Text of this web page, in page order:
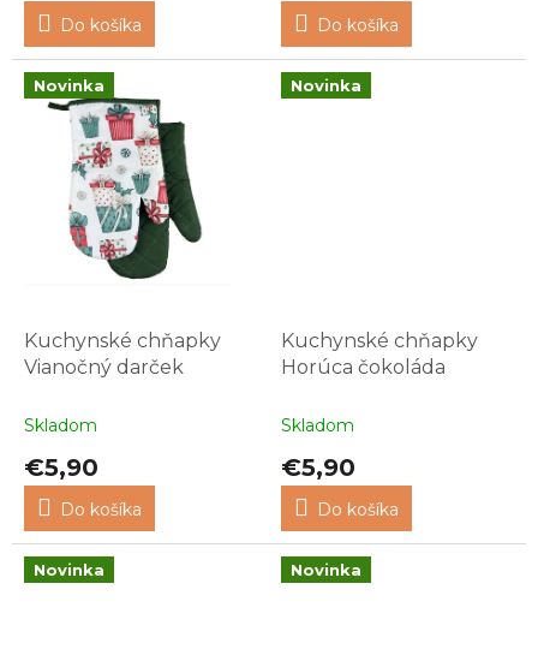
Do košíka Do košíka
Novinka
Kuchynské chňapky
Vianočný darček
Skladom
€5,90
Do košíka
Novinka
Kuchynské chňapky
Horúca čokoláda
Skladom
€5,90
Do košíka
Novinka Novinka